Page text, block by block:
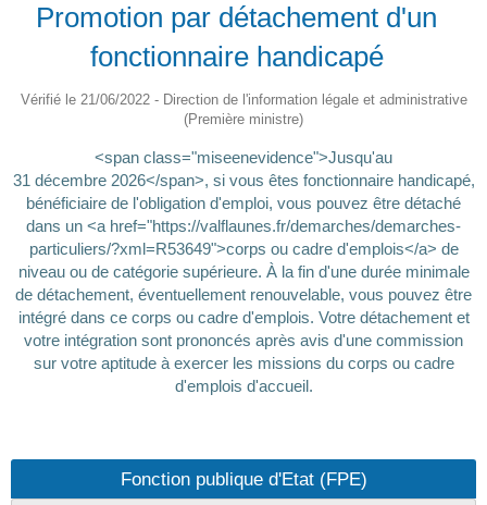
Promotion par détachement d'un
fonctionnaire handicapé
Vérifié le 21/06/2022 - Direction de l'information légale et administrative
(Première ministre)
<span class="miseenevidence">Jusqu'au
31 décembre 2026</span>, si vous êtes fonctionnaire handicapé,
bénéficiaire de l'obligation d'emploi, vous pouvez être détaché
dans un <a href="https://valflaunes.fr/demarches/demarches-
particuliers/?xml=R53649">corps ou cadre d'emplois</a> de
niveau ou de catégorie supérieure. À la fin d'une durée minimale
de détachement, éventuellement renouvelable, vous pouvez être
intégré dans ce corps ou cadre d'emplois. Votre détachement et
votre intégration sont prononcés après avis d'une commission
sur votre aptitude à exercer les missions du corps ou cadre
d'emplois d'accueil.
Fonction publique d'Etat (FPE)